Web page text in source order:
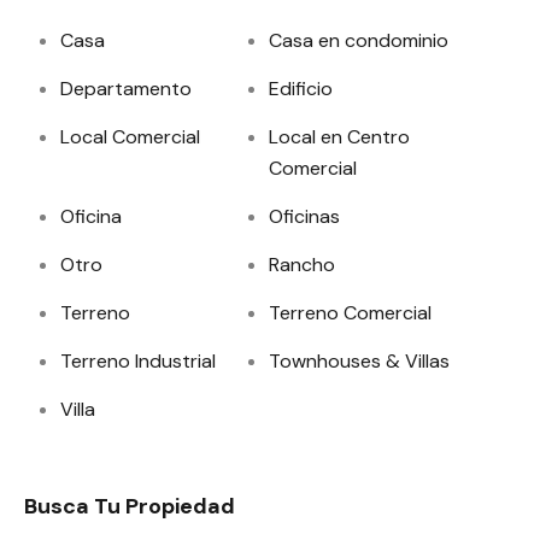
Casa
Casa en condominio
Departamento
Edificio
Local Comercial
Local en Centro
Comercial
Oficina
Oficinas
Otro
Rancho
Terreno
Terreno Comercial
Terreno Industrial
Townhouses & Villas
Villa
Busca Tu Propiedad